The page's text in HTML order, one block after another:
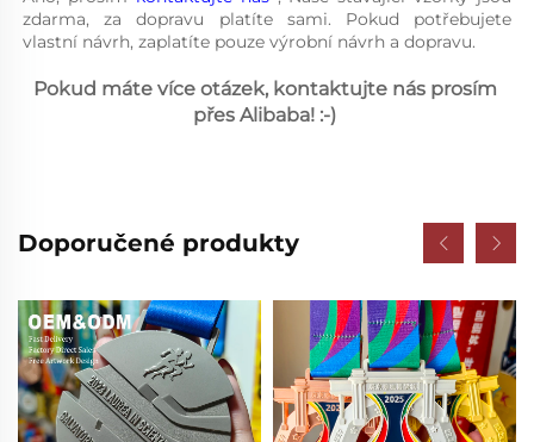
zdarma, za dopravu platíte sami. Pokud potřebujete
vlastní návrh, zaplatíte pouze výrobní návrh a dopravu.
Pokud máte více otázek, kontaktujte nás prosím
přes Alibaba! :-)
Doporučené produkty